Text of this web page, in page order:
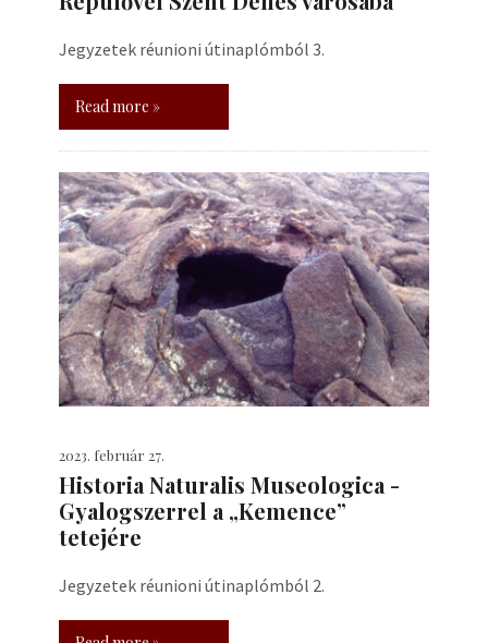
Jegyzetek réunioni útinaplómból 3.
Read more »
2023. február 27.
Historia Naturalis Museologica -
Gyalogszerrel a „Kemence”
tetejére
Jegyzetek réunioni útinaplómból 2.